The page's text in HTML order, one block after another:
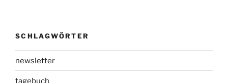
SCHLAGWÖRTER
newsletter
tagebuch